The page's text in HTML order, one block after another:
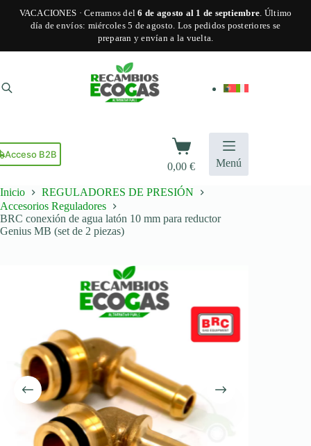
VACACIONES · Cerramos del6 de agosto al 1 de septiembre. Último
día de envíos: miércoles 5 de agosto. Los pedidos posteriores se
preparan y envían a la vuelta.
contenido
Acceso B2B
Carro
de
compra
0,00€ Menú
Inicio
REGULADORES DE PRESIÓN
Accesorios Reguladores
BRC conexión de agua latón 10 mm para reductor
Genius MB (set de 2 piezas)